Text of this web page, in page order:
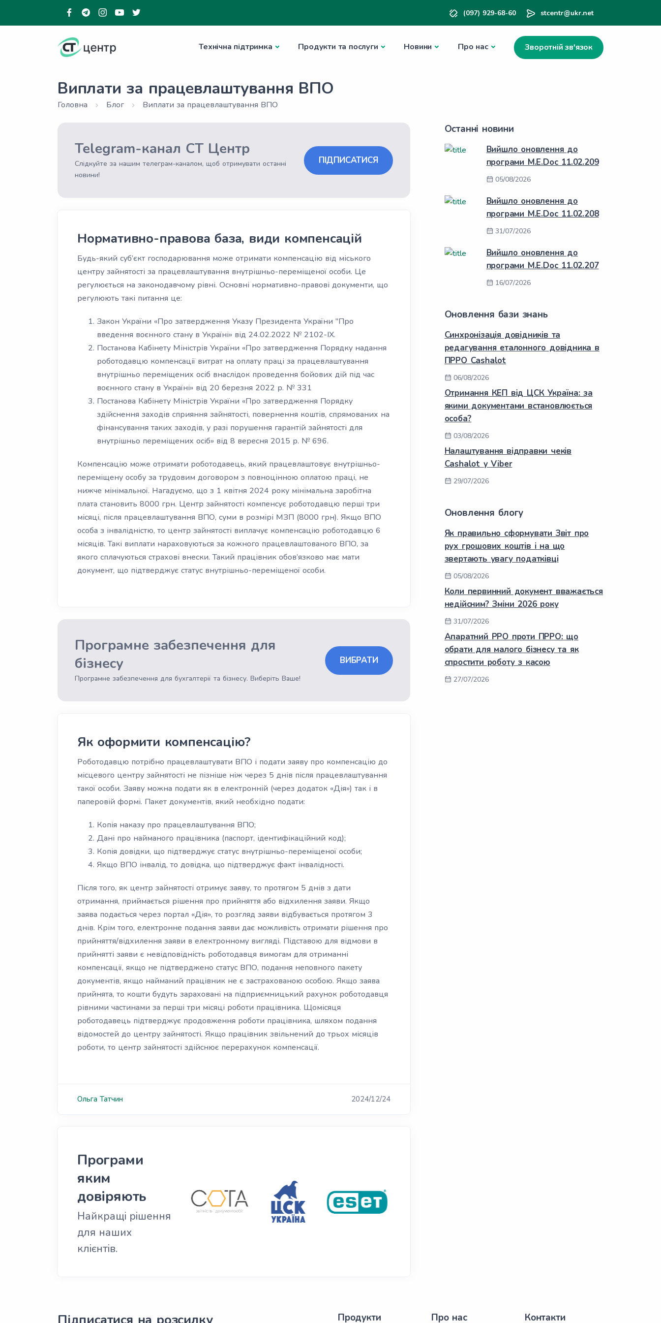
(097) 929-68-60 stcentr@ukr.net
Технічна підтримка Продукти та послуги Новини Про нас Зворотній зв'язок
Виплати за працевлаштування ВПО
Головна Блог Виплати за працевлаштування ВПО
Telegram-канал СТ Центр
Слідкуйте за нашим телеграм-каналом, щоб отримувати останні
новини!
ПІДПИСАТИСЯ
Нормативно-правова база, види компенсацій
Будь-який суб’єкт господарювання може отримати компенсацію від міського
центру зайнятості за працевлаштування внутрішньо-переміщеної особи. Це
регулюється на законодавчому рівні. Основні нормативно-правові документи, що
регулюють такі питання це:
Закон України «Про затвердження Указу Президента України "Про
введення воєнного стану в Україні» від 24.02.2022 № 2102-IX.
Постанова Кабінету Міністрів України «Про затвердження Порядку надання
роботодавцю компенсації витрат на оплату праці за працевлаштування
внутрішньо переміщених осіб внаслідок проведення бойових дій під час
воєнного стану в Україні» від 20 березня 2022 р. № 331
Постанова Кабінету Міністрів України «Про затвердження Порядку
здійснення заходів сприяння зайнятості, повернення коштів, спрямованих на
фінансування таких заходів, у разі порушення гарантій зайнятості для
внутрішньо переміщених осіб» від 8 вересня 2015 р. № 696.
Компенсацію може отримати роботодавець, який працевлаштовує внутрішньо-
переміщену особу за трудовим договором з повноцінною оплатою праці, не
нижче мінімальної. Нагадуємо, що з 1 квітня 2024 року мінімальна заробітна
плата становить 8000 грн. Центр зайнятості компенсує роботодавцю перші три
місяці, після працевлаштування ВПО, суми в розмірі МЗП (8000 грн). Якщо ВПО
особа з інвалідністю, то центр зайнятості виплачує компенсацію роботодавцю 6
місяців. Такі виплати нараховуються за кожного працевлаштованого ВПО, за
якого сплачуються страхові внески. Такий працівник обов’язково має мати
документ, що підтверджує статус внутрішньо-переміщеної особи.
Програмне забезпечення для
бізнесу
Програмне забезпечення для бухгалтерії та бізнесу. Виберіть Ваше!
ВИБРАТИ
Як оформити компенсацію?
Роботодавцю потрібно працевлаштувати ВПО і подати заяву про компенсацію до
місцевого центру зайнятості не пізніше ніж через 5 днів після працевлаштування
такої особи. Заяву можна подати як в електронній (через додаток «Дія») так і в
паперовій формі. Пакет документів, який необхідно подати:
Копія наказу про працевлаштування ВПО;
Дані про найманого працівника (паспорт, ідентифікаційний код);
Копія довідки, що підтверджує статус внутрішньо-переміщеної особи;
Якщо ВПО інвалід, то довідка, що підтверджує факт інвалідності.
Після того, як центр зайнятості отримує заяву, то протягом 5 днів з дати
отримання, приймається рішення про прийняття або відхилення заяви. Якщо
заява подається через портал «Дія», то розгляд заяви відбувається протягом 3
днів. Крім того, електронне подання заяви дає можливість отримати рішення про
прийняття/відхилення заяви в електронному вигляді. Підставою для відмови в
прийнятті заяви є невідповідність роботодавця вимогам для отриманні
компенсації, якщо не підтверджено статус ВПО, подання неповного пакету
документів, якщо найманий працівник не є застрахованою особою. Якщо заява
прийнята, то кошти будуть зараховані на підприємницький рахунок роботодавця
рівними частинами за перші три місяці роботи працівника. Щомісяця
роботодавець підтверджує продовження роботи працівника, шляхом подання
відомостей до центру зайнятості. Якщо працівник звільнений до трьох місяців
роботи, то центр зайнятості здійснює перерахунок компенсації.
Ольга Татчин 2024/12/24
Програми
яким
довіряють
Найкращі рішення
для наших
клієнтів.
Останні новини
Вийшло оновлення до
програми M.E.Doc 11.02.209
05/08/2026
Вийшло оновлення до
програми M.E.Doc 11.02.208
31/07/2026
Вийшло оновлення до
програми M.E.Doc 11.02.207
16/07/2026
Оновлення бази знань
Синхронізація довідників та
редагування еталонного довідника в
ПРРО Cashalot
06/08/2026
Отримання КЕП від ЦСК Україна: за
якими документами встановлюється
особа?
03/08/2026
Налаштування відправки чеків
Cashalot у Viber
29/07/2026
Оновлення блогу
Як правильно сформувати Звіт про
рух грошових коштів і на що
звертають увагу податківці
05/08/2026
Коли первинний документ вважається
недійсним? Зміни 2026 року
31/07/2026
Апаратний РРО проти ПРРО: що
обрати для малого бізнесу та як
спростити роботу з касою
27/07/2026
Продукти Про нас Контакти